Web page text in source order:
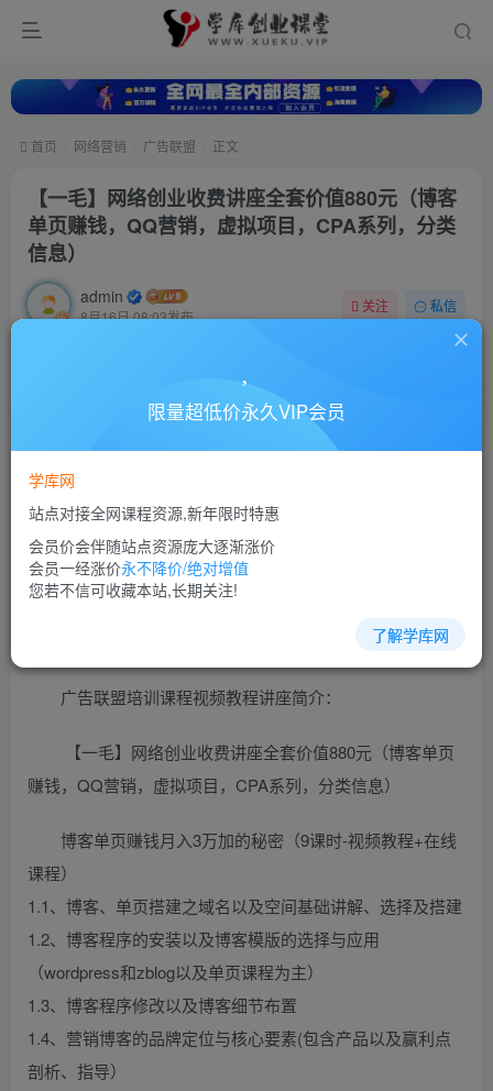
首页 网络营销 广告联盟 正文
【一毛】网络创业收费讲座全套价值880元（博客
单页赚钱，QQ营销，虚拟项目，CPA系列，分类
信息）
admin
8月16日 08:03发布
关注 私信
超级会员免费
立即购买
广告联盟培训课程视频教程讲座简介：
【一毛】网络创业收费讲座全套价值880元（博客单页
赚钱，QQ营销，虚拟项目，CPA系列，分类信息）
博客单页赚钱月入3万加的秘密（9课时-视频教程+在线
课程）
1.1、博客、单页搭建之域名以及空间基础讲解、选择及搭建
1.2、博客程序的安装以及博客模版的选择与应用
（wordpress和zblog以及单页课程为主）
1.3、博客程序修改以及博客细节布置
1.4、营销博客的品牌定位与核心要素(包含产品以及赢利点
剖析、指导）
限量超低价永久VIP会员
学库网
站点对接全网课程资源,新年限时特惠
会员价会伴随站点资源庞大逐渐涨价
会员一经涨价永不降价/绝对增值
您若不信可收藏本站,长期关注!
了解学库网